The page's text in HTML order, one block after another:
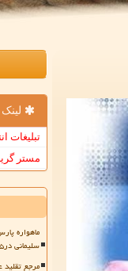
تبلیغات
مستر
سلیمانی در۱۴۰۵
مرجع